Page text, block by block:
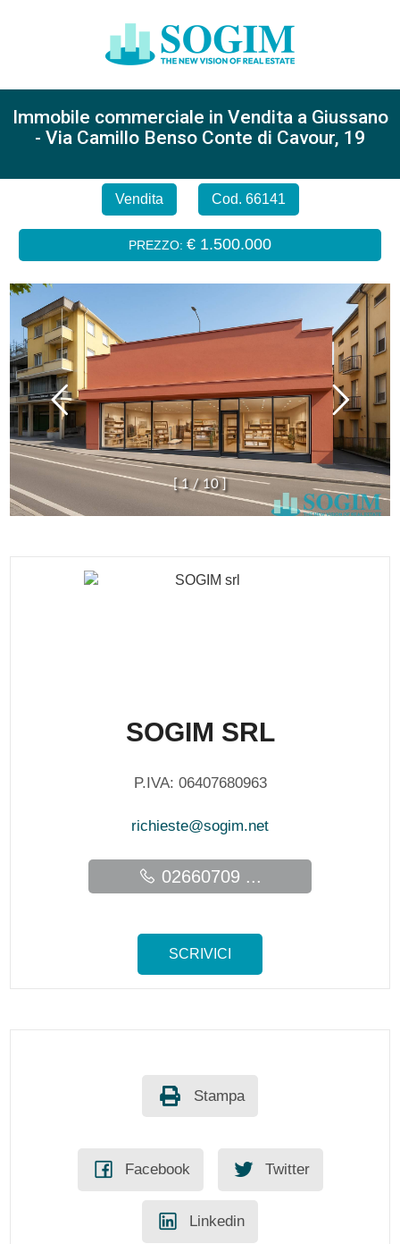
Immobile commerciale in Vendita a Giussano
- Via Camillo Benso Conte di Cavour, 19
Vendita Cod. 66141
PREZZO: € 1.500.000
[ 1 / 10
SOGIM SRL
P.IVA: 06407680963
richieste@sogim.net
02660709 ...
SCRIVICI
Stampa
Facebook Twitter
Linkedin